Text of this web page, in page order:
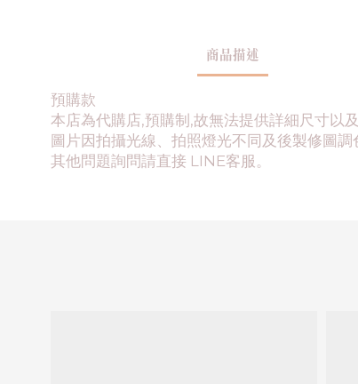
商品描述
預購款
本店為代購店,預購制,故無法提供詳細尺寸以及
圖片因拍攝光線、拍照燈光不同及後製修圖
其他問題詢問請直接 LINE客服。